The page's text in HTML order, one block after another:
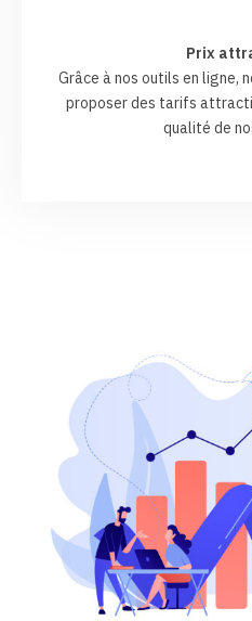
Prix
Grâce à nos outils en ligne,
proposer des tarifs
qualité de